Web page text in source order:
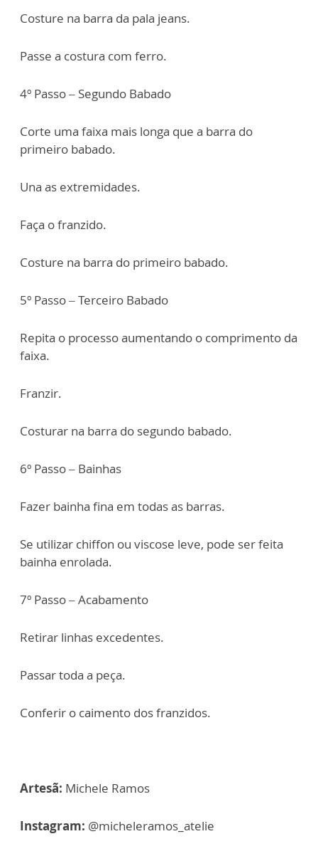
Costure na barra da pala jeans.
Passe a costura com ferro.
4º Passo – Segundo Babado
Corte uma faixa mais longa que a barra do
primeiro babado.
Una as extremidades.
Faça o franzido.
Costure na barra do primeiro babado.
5º Passo – Terceiro Babado
Repita o processo aumentando o comprimento da
faixa.
Franzir.
Costurar na barra do segundo babado.
6º Passo – Bainhas
Fazer bainha fina em todas as barras.
Se utilizar chiffon ou viscose leve, pode ser feita
bainha enrolada.
7º Passo – Acabamento
Retirar linhas excedentes.
Passar toda a peça.
Conferir o caimento dos franzidos.
Artesã: Michele Ramos
Instagram: @micheleramos_atelie